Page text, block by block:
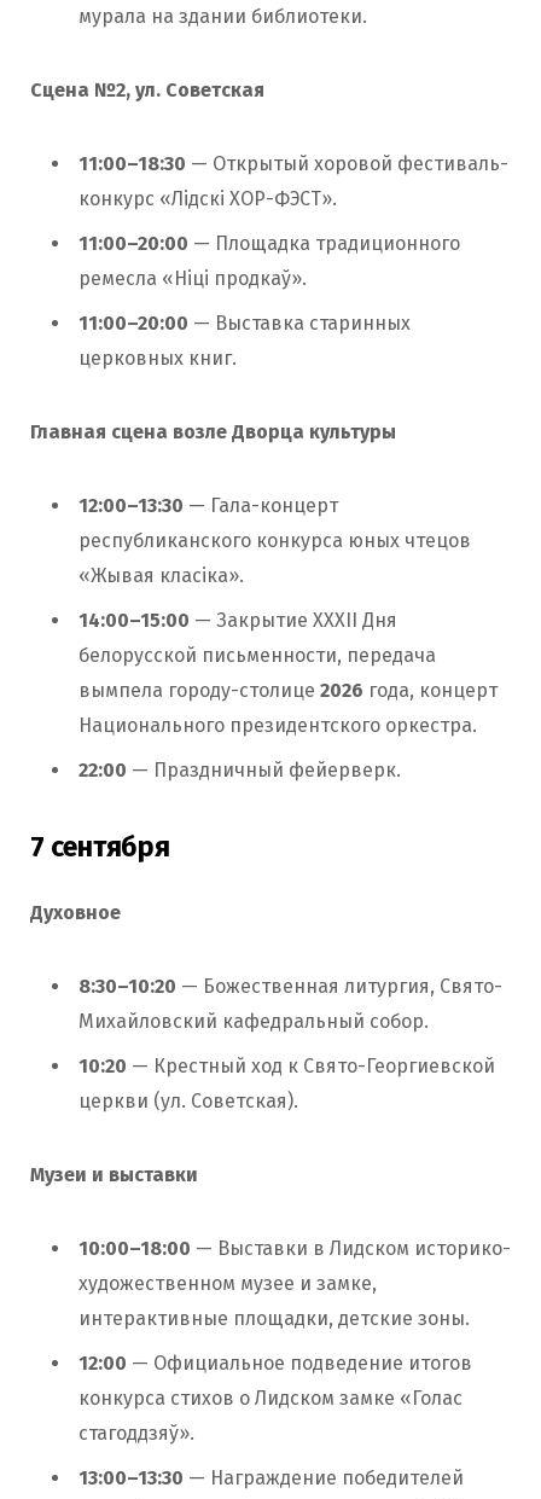
мурала на здании библиотеки.
Сцена №2, ул. Советская
11:00–18:30 — Открытый хоровой фестиваль-
конкурс «Лідскі ХОР-ФЭСТ».
11:00–20:00 — Площадка традиционного
ремесла «Ніці продкаў».
11:00–20:00 — Выставка старинных
церковных книг.
Главная сцена возле Дворца культуры
12:00–13:30 — Гала-концерт
республиканского конкурса юных чтецов
«Жывая класіка».
14:00–15:00 — Закрытие XXXII Дня
белорусской письменности, передача
вымпела городу-столице 2026 года, концерт
Национального президентского оркестра.
22:00 — Праздничный фейерверк.
7 сентября
Духовное
8:30–10:20 — Божественная литургия, Свято-
Михайловский кафедральный собор.
10:20 — Крестный ход к Свято-Георгиевской
церкви (ул. Советская).
Музеи и выставки
10:00–18:00 — Выставки в Лидском историко-
художественном музее и замке,
интерактивные площадки, детские зоны.
12:00 — Официальное подведение итогов
конкурса стихов о Лидском замке «Голас
стагоддзяў».
13:00–13:30 — Награждение победителей